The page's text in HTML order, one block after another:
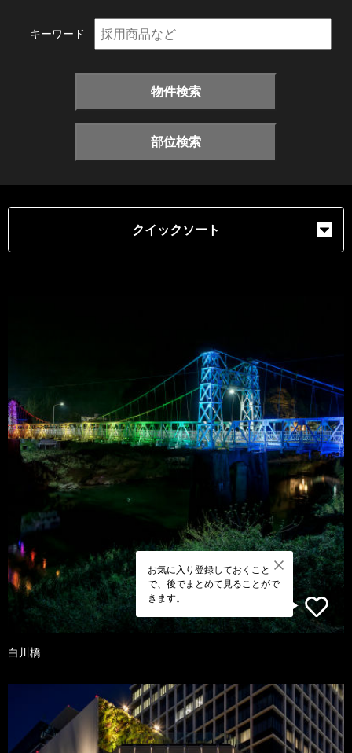
キーワード
物件検索
部位検索
クイックソート
お気に入り登録しておくこと
で、後でまとめて見ることがで
きます。
白川橋